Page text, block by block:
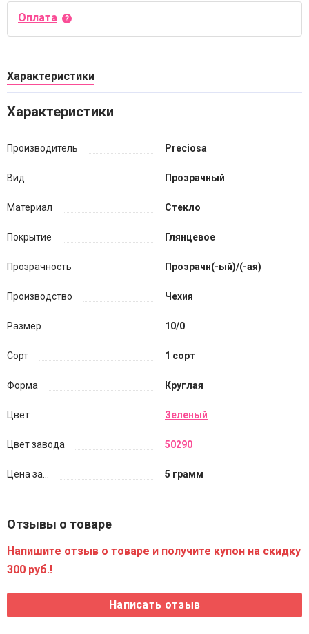
Оплата
Характеристики
Характеристики
Производитель Preciosa
Вид Прозрачный
Материал Стекло
Покрытие Глянцевое
Прозрачность Прозрачн(-ый)/(-ая)
Производство Чехия
Размер 10/0
Сорт 1 сорт
Форма Круглая
Цвет Зеленый
Цвет завода 50290
Цена за... 5 грамм
Отзывы о товаре
Напишите отзыв о товаре и получите купон на скидку
300 руб.!